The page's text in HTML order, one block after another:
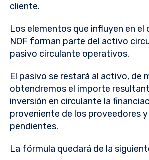
cliente.
Los elementos que influyen en el
NOF forman parte del activo
pasivo circulante operativos.
El pasivo se restará al activo, de
obtendremos el importe
inversión en circulante la
proveniente de los proveedores
pendientes.
La fórmula quedará de la